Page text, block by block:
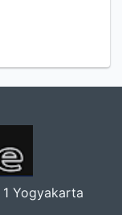
1 Yogyakarta